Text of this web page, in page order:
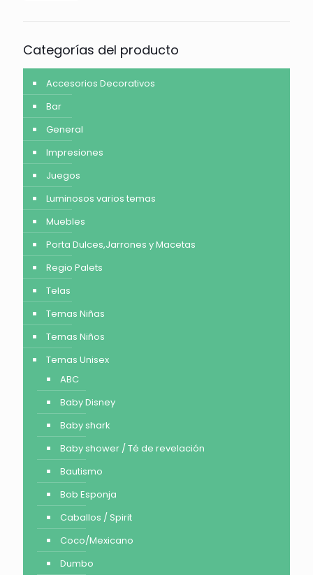
Categorías del producto
Accesorios Decorativos
Bar
General
Impresiones
Juegos
Luminosos varios temas
Muebles
Porta Dulces,Jarrones y Macetas
Regio Palets
Telas
Temas Niñas
Temas Niños
Temas Unisex
ABC
Baby Disney
Baby shark
Baby shower / Té de revelación
Bautismo
Bob Esponja
Caballos / Spirit
Coco/Mexicano
Dumbo